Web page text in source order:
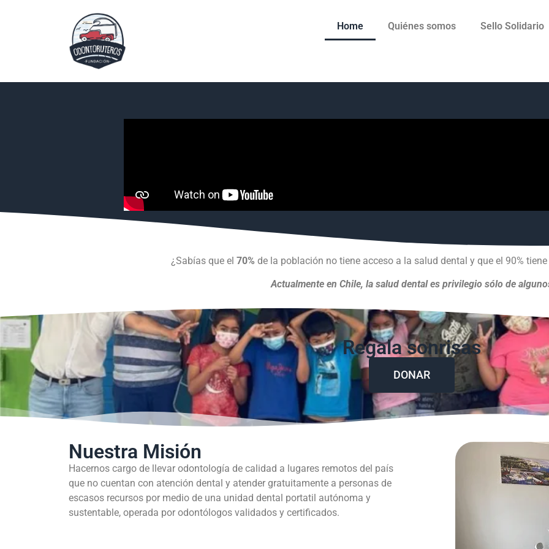
Home Quiénes somos Sello Solidario
¿Sabías que el 70% de la población no tiene acceso a la salud dental y que el 90%
Actualmente en Chile, la salud dental es privilegio sólo de
Regala sonrisas
DONAR
Nuestra Misión
Hacernos cargo de llevar odontología de calidad a lugares remotos del país
que no cuentan con atención dental y atender gratuitamente a personas de
escasos recursos por medio de una unidad dental portatil autónoma y
sustentable, operada por odontólogos validados y certificados.